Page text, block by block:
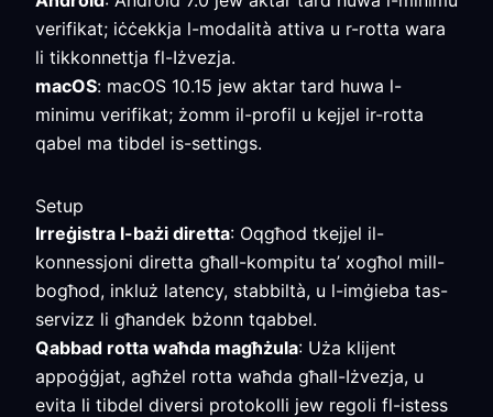
verifikat; iċċekkja l-modalità attiva u r-rotta wara
li tikkonnettja fl-Iżvezja.
macOS: macOS 10.15 jew aktar tard huwa l-
minimu verifikat; żomm il-profil u kejjel ir-rotta
qabel ma tibdel is-settings.
Setup
Irreġistra l-bażi diretta: Oqgħod tkejjel il-
konnessjoni diretta għall-kompitu ta’ xogħol mill-
bogħod, inkluż latency, stabbiltà, u l-imġieba tas-
servizz li għandek bżonn tqabbel.
Qabbad rotta waħda magħżula: Uża klijent
appoġġjat, agħżel rotta waħda għall-Iżvezja, u
evita li tibdel diversi protokolli jew regoli fl-istess